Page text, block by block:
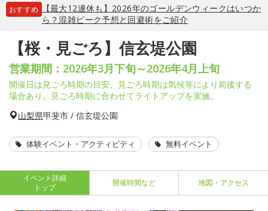
おすすめ
【最大12連休も】2026年のゴールデンウィークはいつか
ら？混雑ピーク予想と回避術をご紹介
【桜・見ごろ】信玄堤公園
営業期間：2026年3月下旬～2026年4月上旬
開催日は見ごろ時期の目安、見ごろ時期は気候等により前後する
場合あり。見ごろ時期に合わせてライトアップを実施。
山梨県甲斐市 / 信玄堤公園
体験イベント・アクティビティ 無料イベント
イベント詳細
トップ
開催時間など 地図・アクセス